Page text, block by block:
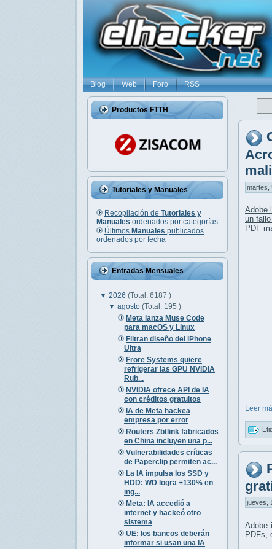
Blog Web Foro RSS
Productos FTTH
Tutoriales y Manuales
Recopilación de Tutoriales y
Manuales ordenados por categorías
Últimos Manuales publicados
ordenados por fecha
Entradas Mensuales
▼ 2026 (Total: 6187 )
▼agosto(Total: 195 )
Meta lanza Muse Code
para macOS y Linux
Filtran diseño del iPhone
Ultra
Frore Systems quiere
refrigerar las GPU NVIDIA
Rub...
NVIDIA ofrece API de IA
con créditos gratuitos
IA de Meta hackea
empresa por error
Routers Zbtlink fabricados
en China incluyen una p...
Vulnerabilidades críticas
de Paperclip permiten ac...
La IA impulsa los SSD y
HDD: WD logra +130% en
ing...
Meta: IA accedió a
internet y hackeó otro
sistema
UE: los bancos deberán
informar si usan una IA
martes,
Adobe
un
PDF
Leer
jueves,
Adobe
PDFs,